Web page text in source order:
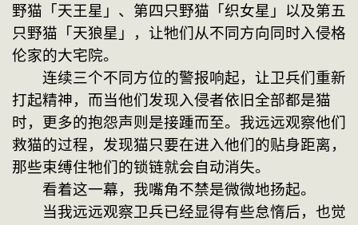
野猫「天王星」、第四只野猫「织女星」以及第五
只野猫「天狼星」，让牠们从不同方向同时入侵格
伦家的大宅院。
连续三个不同方位的警报响起，让卫兵们重新
打起精神，而当他们发现入侵者依旧全部都是猫
时，更多的抱怨声则是接踵而至。我远远观察他们
救猫的过程，发现猫只要在进入他们的贴身距离，
那些束缚住牠们的锁链就会自动消失。
看着这一幕，我嘴角不禁是微微地扬起。
当我远远观察卫兵已经显得有些怠惰后，也觉